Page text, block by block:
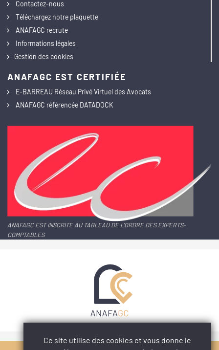
Contactez-nous
Téléchargez notre plaquette
ANAFAGC recrute
Informations légales
Gestion des cookies
ANAFAGC EST CERTIFIÉE
E-BARREAU Réseau Privé Virtuel des Avocats
ANAFAGC référencée DATADOCK
ANAFAGC EST INSCRITE AU TABLEAU DE L'ORDRE DES EXPERTS-
COMPTABLES
Ce site utilise des cookies et vous donne le